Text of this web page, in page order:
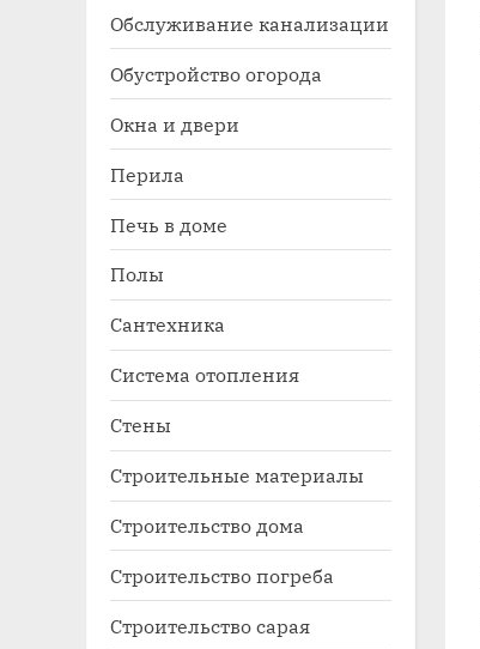
Обслуживание канализации
Обустройство огорода
Окна и двери
Перила
Печь в доме
Полы
Сантехника
Система отопления
Стены
Строительные материалы
Строительство дома
Строительство погреба
Строительство сарая